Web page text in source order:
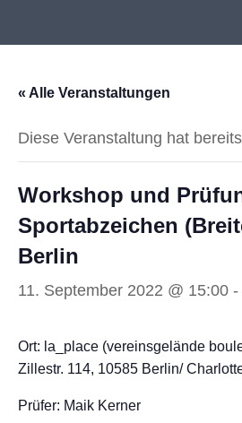
« Alle Veranstaltungen
Diese Veranstaltung hat
Workshop und
Sportabzeichen
Berlin
11. September 2022 @ 15:00 -
Ort: la_place (vereinsgelände
Zillestr. 114, 10585 Berlin/
Prüfer: Maik Kerner